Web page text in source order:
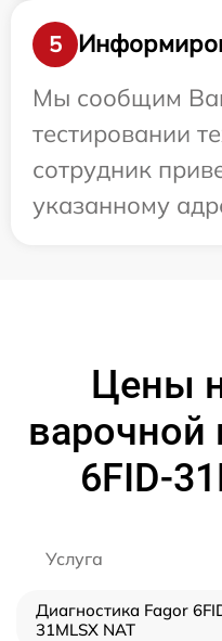
5
Мы сообщим
тестировании
сотрудник
указанному
Цены
варочной
6FID-
Услуга
Диагностика Fagor
31MLSX NAT